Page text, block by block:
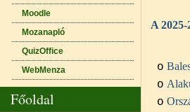
Moodle
Mozanapló
QuizOffice
WebMenza
Főoldal
A
o
o
o